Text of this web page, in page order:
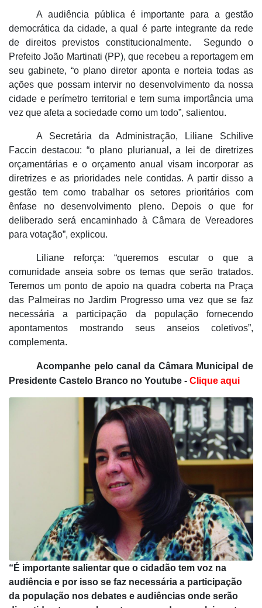
Aaudiência pública é importante para a gestão
democrática da cidade, a qual é parte integrante da rede
de direitos previstos constitucionalmente.
Segundo o
Prefeito João Martinati (PP), que recebeu a reportagem em
seu gabinete, “o plano diretor aponta e norteia todas as
ações que possam intervir no desenvolvimento da nossa
cidade e perímetro territorial e tem suma importância uma
vez que afeta a sociedade como um todo”, salientou.
A Secretária da Administração, Liliane Schilive
Faccin destacou: “o plano plurianual, a lei de diretrizes
orçamentárias e o orçamento anual visam incorporar as
diretrizes e as prioridades nele contidas. A partir disso a
gestão tem como trabalhar os setores prioritários com
ênfase no desenvolvimento pleno. Depois o que for
deliberado será encaminhado à Câmara de Vereadores
para votação”, explicou.
Liliane reforça: “queremos escutar o que a
comunidade anseia sobre os temas que serão tratados.
Teremos um ponto de apoio na quadra coberta na Praça
das Palmeiras no Jardim Progresso uma vez que se faz
necessária a participação da população fornecendo
apontamentos mostrando seus anseios coletivos”,
complementa.
Acompanhe pelo canal da Câmara Municipal de
Presidente Castelo Branco no Youtube - Clique aqui
“ É importante salientar que o cidadão tem voz na
audiência e por isso se faz necessária a participação
da população nos debates e audiências onde serão